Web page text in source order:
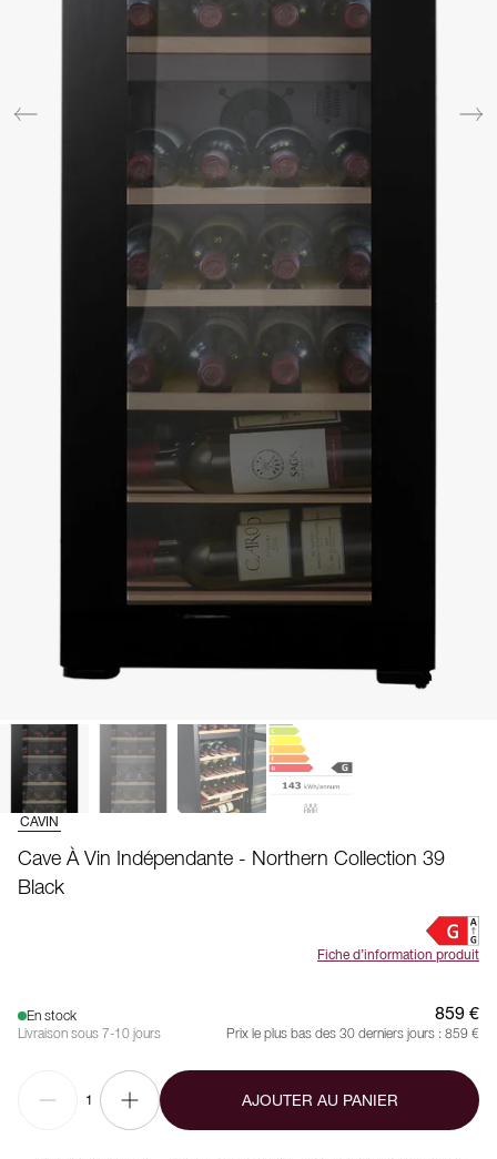
CAVIN
Cave À Vin Indépendante - Northern Collection 39
Black
Fiche d’information produit
En stock
Livraison sous 7-10 jours
859 €
Prix le plus bas des 30 derniers jours : 859 €
1 AJOUTER AU PANIER